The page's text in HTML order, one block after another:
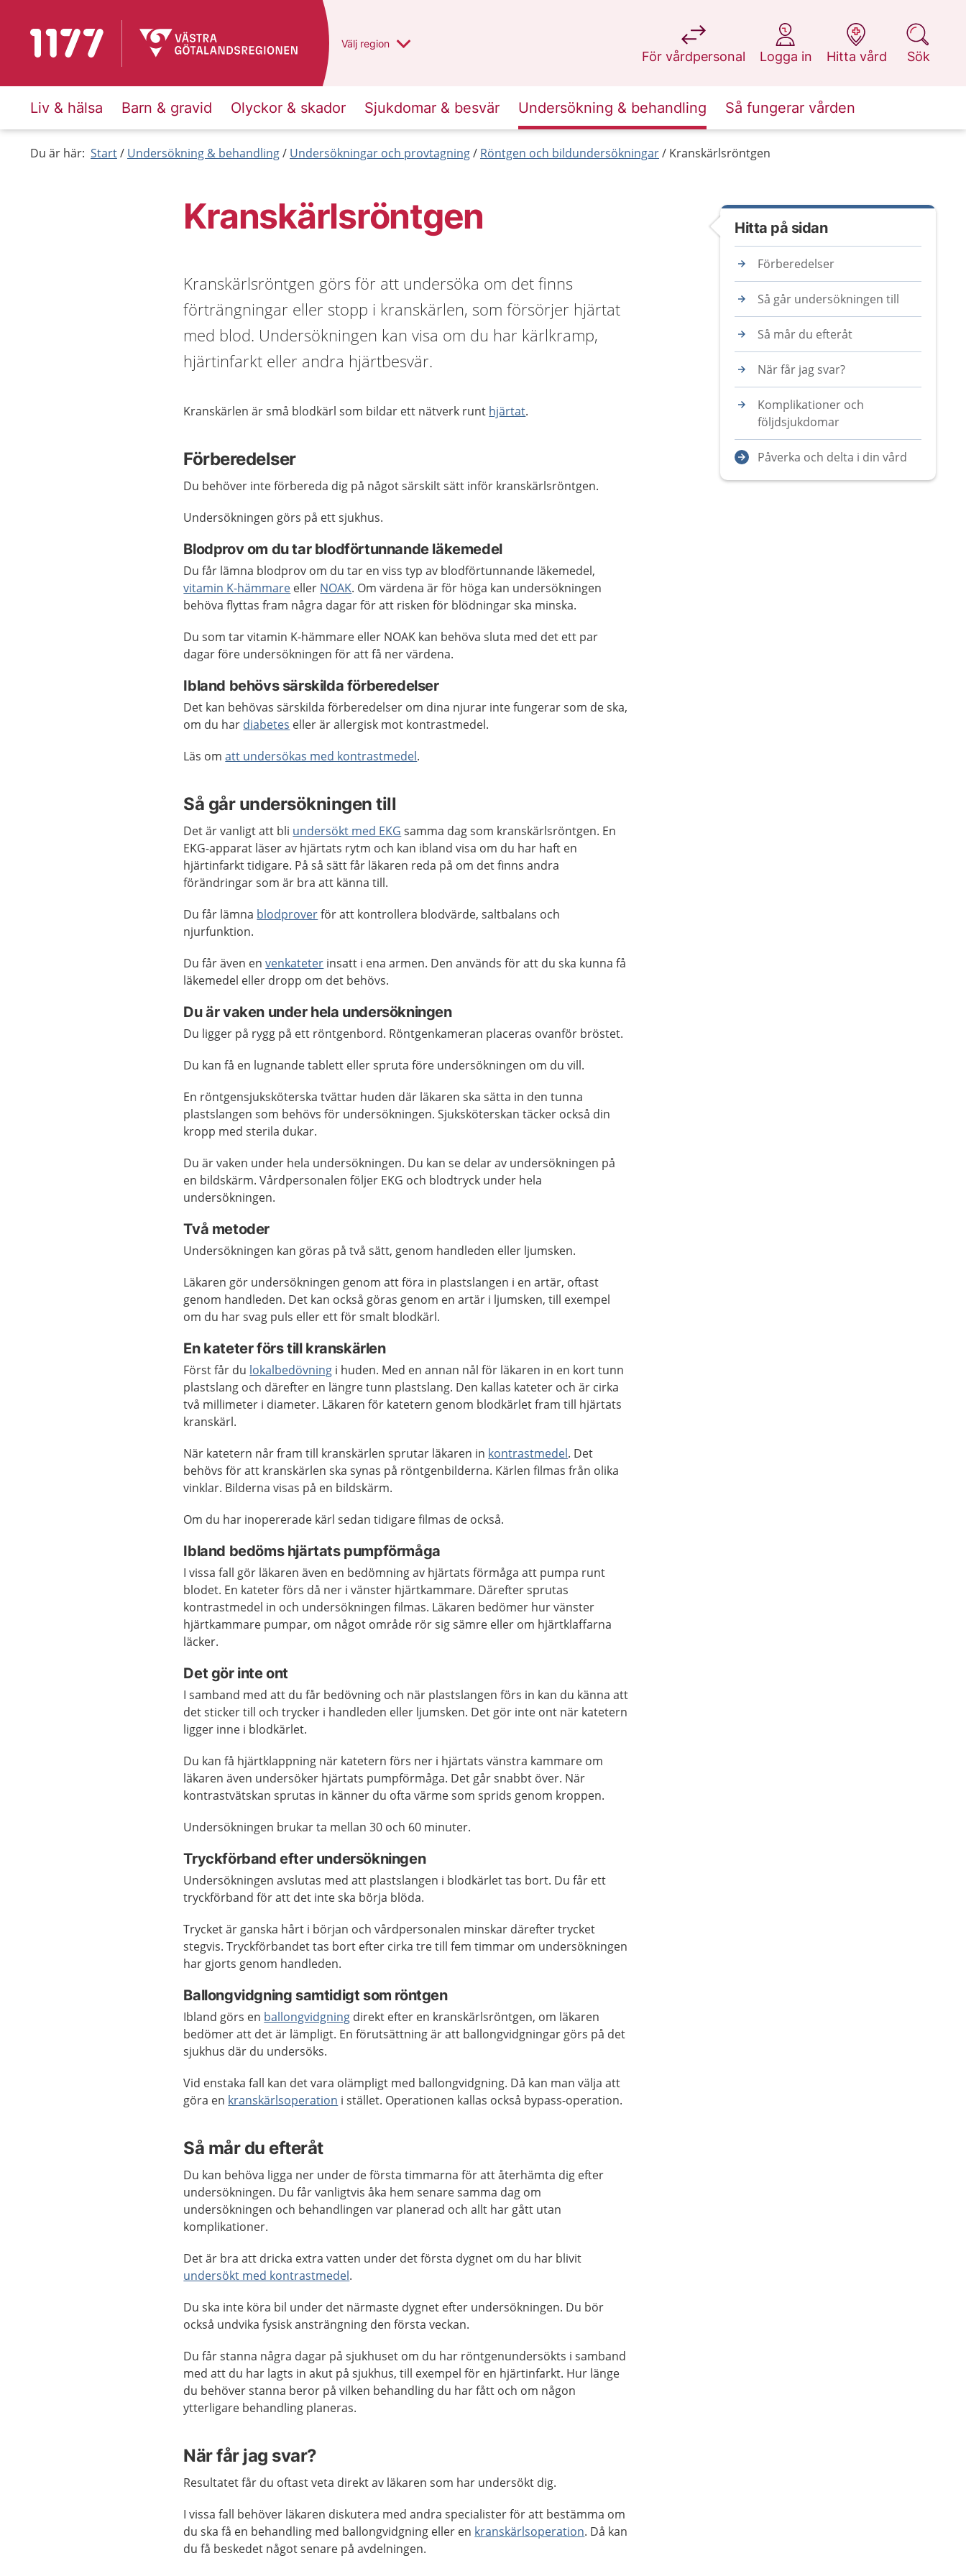
Till startsidan för 1177 Du har valt region
Välj en annan
region
För vårdpersonal
på 1177.se
Logga in
på 1177.se
Hitta vård
på 1177.se
Sök
på 1177.se
Liv & hälsa Barn & gravid Olyckor & skador Sjukdomar & besvär Undersökning & behandling Så fungerar vården
Du är här: Start Undersökning & behandling Undersökningar och provtagning Röntgen och bildundersökningar Kranskärlsröntgen
Kranskärlsröntgen
Kranskärlsröntgen görs för att undersöka om det finns
förträngningar eller stopp i kranskärlen, som försörjer hjärtat
med blod. Undersökningen kan visa om du har kärlkramp,
hjärtinfarkt eller andra hjärtbesvär.
Kranskärlen är små blodkärl som bildar ett nätverk runt hjärtat.
Förberedelser
Du behöver inte förbereda dig på något särskilt sätt inför kranskärlsröntgen.
Undersökningen görs på ett sjukhus.
Blodprov om du tar blodförtunnande läkemedel
Du får lämna blodprov om du tar en viss typ av blodförtunnande läkemedel,
vitamin K-hämmare eller NOAK. Om värdena är för höga kan undersökningen
behöva flyttas fram några dagar för att risken för blödningar ska minska.
Du som tar vitamin K-hämmare eller NOAK kan behöva sluta med det ett par
dagar före undersökningen för att få ner värdena.
Ibland behövs särskilda förberedelser
Det kan behövas särskilda förberedelser om dina njurar inte fungerar som de ska,
om du har diabetes eller är allergisk mot kontrastmedel.
Läs omatt undersökas med kontrastmedel.
Så går undersökningen till
Det är vanligt att bli undersökt med EKG samma dag som kranskärlsröntgen. En
EKG-apparat läser av hjärtats rytm och kan ibland visa om du har haft en
hjärtinfarkt tidigare. På så sätt får läkaren reda på om det finns andra
förändringar som är bra att känna till.
Du får lämna blodproverför att kontrollera blodvärde, saltbalans och
njurfunktion.
Du får även envenkateter insatt i ena armen. Den används för att du ska kunna få
läkemedel eller dropp om det behövs.
Du är vaken under hela undersökningen
Du ligger på rygg på ett röntgenbord. Röntgenkameran placeras ovanför bröstet.
Du kan få en lugnande tablett eller spruta före undersökningen om du vill.
En röntgensjuksköterska tvättar huden där läkaren ska sätta in den tunna
plastslangen som behövs för undersökningen. Sjuksköterskan täcker också din
kropp med sterila dukar.
Du är vaken under hela undersökningen. Du kan se delar av undersökningen på
en bildskärm. Vårdpersonalen följer EKG och blodtryck under hela
undersökningen.
Två metoder
Undersökningen kan göras på två sätt, genom handleden eller ljumsken.
Läkaren gör undersökningen genom att föra in plastslangen i en artär, oftast
genom handleden. Det kan också göras genom en artär i ljumsken, till exempel
om du har svag puls eller ett för smalt blodkärl.
En kateter förs till kranskärlen
Först får du lokalbedövning i huden. Med en annan nål för läkaren in en kort tunn
plastslang och därefter en längre tunn plastslang. Den kallas kateter och är cirka
två millimeter i diameter. Läkaren för katetern genom blodkärlet fram till hjärtats
kranskärl.
När katetern når fram till kranskärlen sprutar läkaren in kontrastmedel. Det
behövs för att kranskärlen ska synas på röntgenbilderna. Kärlen filmas från olika
vinklar. Bilderna visas på en bildskärm.
Om du har inopererade kärl sedan tidigare filmas de också.
Ibland bedöms hjärtats pumpförmåga
I vissa fall gör läkaren även en bedömning av hjärtats förmåga att pumpa runt
blodet. En kateter förs då ner i vänster hjärtkammare. Därefter sprutas
kontrastmedel in och undersökningen filmas. Läkaren bedömer hur vänster
hjärtkammare pumpar, om något område rör sig sämre eller om hjärtklaffarna
läcker.
Det gör inte ont
I samband med att du får bedövning och när plastslangen förs in kan du känna att
det sticker till och trycker i handleden eller ljumsken. Det gör inte ont när katetern
ligger inne i blodkärlet.
Du kan få hjärtklappning när katetern förs ner i hjärtats vänstra kammare om
läkaren även undersöker hjärtats pumpförmåga. Det går snabbt över. När
kontrastvätskan sprutas in känner du ofta värme som sprids genom kroppen.
Undersökningen brukar ta mellan 30 och 60 minuter.
Tryckförband efter undersökningen
Undersökningen avslutas med att plastslangen i blodkärlet tas bort. Du får ett
tryckförband för att det inte ska börja blöda.
Trycket är ganska hårt i början och vårdpersonalen minskar därefter trycket
stegvis. Tryckförbandet tas bort efter cirka tre till fem timmar om undersökningen
har gjorts genom handleden.
Ballongvidgning samtidigt som röntgen
Ibland görs en ballongvidgning direkt efter en kranskärlsröntgen, om läkaren
bedömer att det är lämpligt. En förutsättning är att ballongvidgningar görs på det
sjukhus där du undersöks.
Vid enstaka fall kan det vara olämpligt med ballongvidgning. Då kan man välja att
göra en kranskärlsoperation i stället. Operationen kallas också bypass-operation.
Så mår du efteråt
Du kan behöva ligga ner under de första timmarna för att återhämta dig efter
undersökningen. Du får vanligtvis åka hem senare samma dag om
undersökningen och behandlingen var planerad och allt har gått utan
komplikationer.
Det är bra att dricka extra vatten under det första dygnet om du har blivit
undersökt med kontrastmedel.
Du ska inte köra bil under det närmaste dygnet efter undersökningen. Du bör
också undvika fysisk ansträngning den första veckan.
Du får stanna några dagar på sjukhuset om du har röntgenundersökts i samband
med att du har lagts in akut på sjukhus, till exempel för en hjärtinfarkt. Hur länge
du behöver stanna beror på vilken behandling du har fått och om någon
ytterligare behandling planeras.
När får jag svar?
Resultatet får du oftast veta direkt av läkaren som har undersökt dig.
I vissa fall behöver läkaren diskutera med andra specialister för att bestämma om
du ska få en behandling med ballongvidgning eller en kranskärlsoperation. Då kan
du få beskedet något senare på avdelningen.
Hitta på sidan
Förberedelser
Så går undersökningen till
Så mår du efteråt
När får jag svar?
Komplikationer och
följdsjukdomar
Påverka och delta i din vård